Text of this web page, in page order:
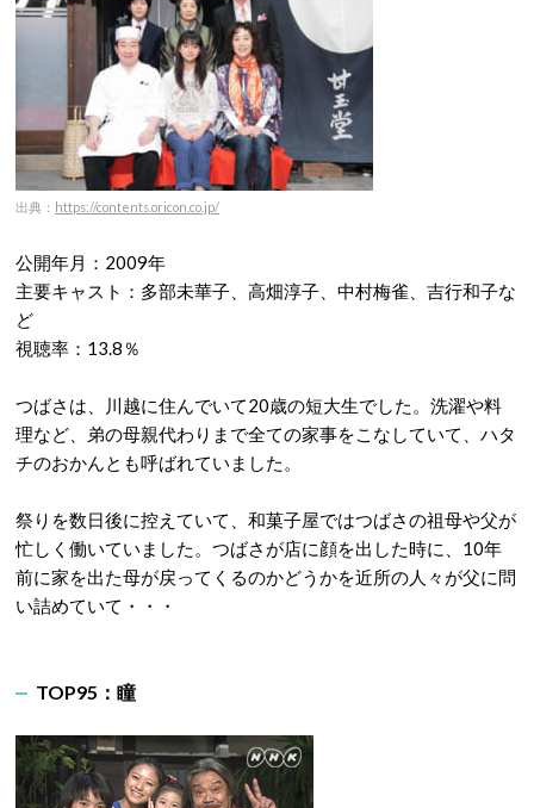
出典： https://contents.oricon.co.jp/
公開年月：2009年
主要キャスト：多部未華子、高畑淳子、中村梅雀、吉行和子な
ど
視聴率：13.8％
つばさは、川越に住んでいて20歳の短大生でした。洗濯や料
理など、弟の母親代わりまで全ての家事をこなしていて、ハタ
チのおかんとも呼ばれていました。
祭りを数日後に控えていて、和菓子屋ではつばさの祖母や父が
忙しく働いていました。つばさが店に顔を出した時に、10年
前に家を出た母が戻ってくるのかどうかを近所の人々が父に問
い詰めていて・・・
TOP95：瞳